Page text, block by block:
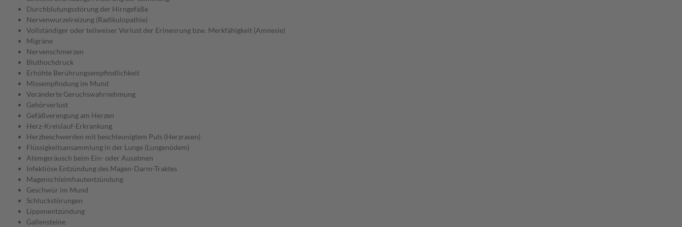
Durchblutungsstörung der Hirngefäße
Nervenwurzelreizung (Radikulopathie)
Vollständiger oder teilweiser Verlust der Erinenrung bzw. Merkfähigkeit (Amnesie)
Migräne
Nervenschmerzen
Bluthochdruck
Erhöhte Berührungsempfindlichkeit
Missempfindung im Mund
Veränderte Geruchswahrnehmung
Gehörverlust
Gefäßverengung am Herzen
Herz-Kreislauf-Erkrankung
Herzbeschwerden mit beschleunigtem Puls (Herzrasen)
Flüssigkeitsansammlung in der Lunge (Lungenödem)
Atemgeräusch beim Ein- oder Ausatmen
Infektiöse Entzündung des Magen-Darm-Traktes
Magenschleimhautentzündung
Geschwür im Mund
Schluckstörungen
Lippenentzündung
Gallensteine